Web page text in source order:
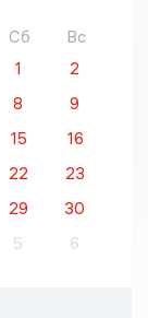
Сб
Вс
1
2
8
9
15
16
22
23
29
30
5 6